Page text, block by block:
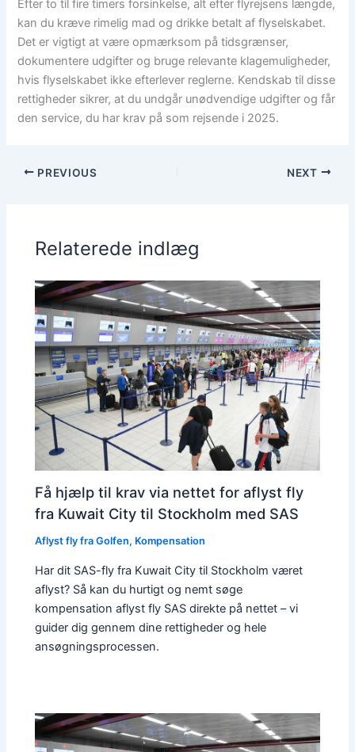
Efter to til fire timers forsinkelse, alt efter flyrejsens længde,
kan du kræve rimelig mad og drikke betalt af flyselskabet.
Det er vigtigt at være opmærksom på tidsgrænser,
dokumentere udgifter og bruge relevante klagemuligheder,
hvis flyselskabet ikke efterlever reglerne. Kendskab til disse
rettigheder sikrer, at du undgår unødvendige udgifter og får
den service, du har krav på som rejsende i 2025.
PREVIOUS NEXT
Relaterede indlæg
Få hjælp til krav via nettet for aflyst fly
fra Kuwait City til Stockholm med SAS
Aflyst fly fra Golfen, Kompensation
Har dit SAS-fly fra Kuwait City til Stockholm været
aflyst? Så kan du hurtigt og nemt søge
kompensation aflyst fly SAS direkte på nettet – vi
guider dig gennem dine rettigheder og hele
ansøgningsprocessen.